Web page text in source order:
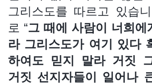
그리스도를 따르고 있습
로 “그 때에 사람이 너희에
라 그리스도가 여기 있다
하여도 믿지 말라 거짓
거짓 선지자들이 일어나